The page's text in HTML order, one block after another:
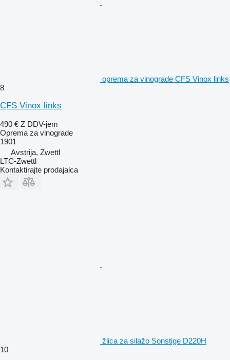
oprema za vinograde CFS Vinox links
8
CFS Vinox links
490 € Z DDV-jem
Oprema za vinograde
1901
Avstrija, Zwettl
LTC-Zwettl
Kontaktirajte prodajalca
žlica za silažo Sonstige D220H
10